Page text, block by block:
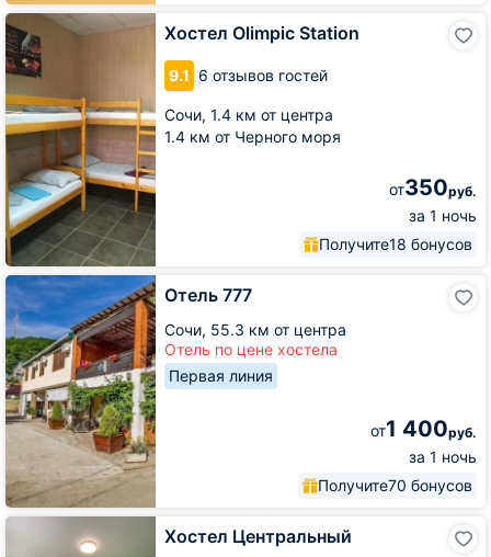
Хостел Olimpic Station
9.1 6 отзывов гостей
Сочи, 1.4 км от центра
1.4 км от Черного моря
от350руб.
за 1 ночь
Получите18 бонусов
Хостел
Olimpic
Station
Отель 777
Сочи, 55.3 км от центра
Отель по цене хостела
Первая линия
от1 400руб.
за 1 ночь
Получите70 бонусов
Отель
777
Хостел Центральный
Хостел
Центральный